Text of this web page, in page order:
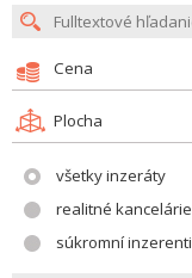
Cena
Plocha
všetky inzeráty
realitné kancelárie
súkromní inzerenti